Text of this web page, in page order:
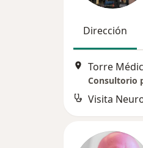
Dirección
Consultorio
Visita